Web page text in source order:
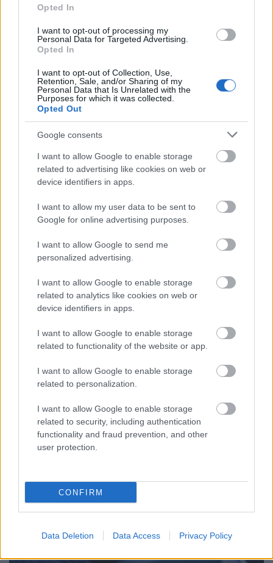
Opted In
I want to opt-out of processing my
Personal Data for Targeted Advertising.
Opted In
I want to opt-out of Collection, Use,
Retention, Sale, and/or Sharing of my
Personal Data that Is Unrelated with the
Purposes for which it was collected.
Opted Out
Google consents
I want to allow Google to enable storage
related to advertising like cookies on web or
device identifiers in apps.
I want to allow my user data to be sent to
Google for online advertising purposes.
I want to allow Google to send me
personalized advertising.
I want to allow Google to enable storage
related to analytics like cookies on web or
device identifiers in apps.
I want to allow Google to enable storage
related to functionality of the website or app.
I want to allow Google to enable storage
related to personalization.
I want to allow Google to enable storage
related to security, including authentication
functionality and fraud prevention, and other
user protection.
CONFIRM
Data Deletion Data Access Privacy Policy
srecorder•2026. augusztus 07.
Az elmúlt évek egyik legizgalmasabb hazai
producere, Hundred Sins újabb mérföldkőhöz
érkezett: augusztus 19-én a STRAND Fesztivál K&H ...
A népzene nem nosztalgia – jubilál a
Folkpark Táncházfesztivál a
• 2026. augusztus 07.
Az ország egyik legnagyobb táncházas eseménye
ötödik jubileumához érkezett. Ami 2021-ben egy
különleges kísérletként indult, mára a Budapest ...